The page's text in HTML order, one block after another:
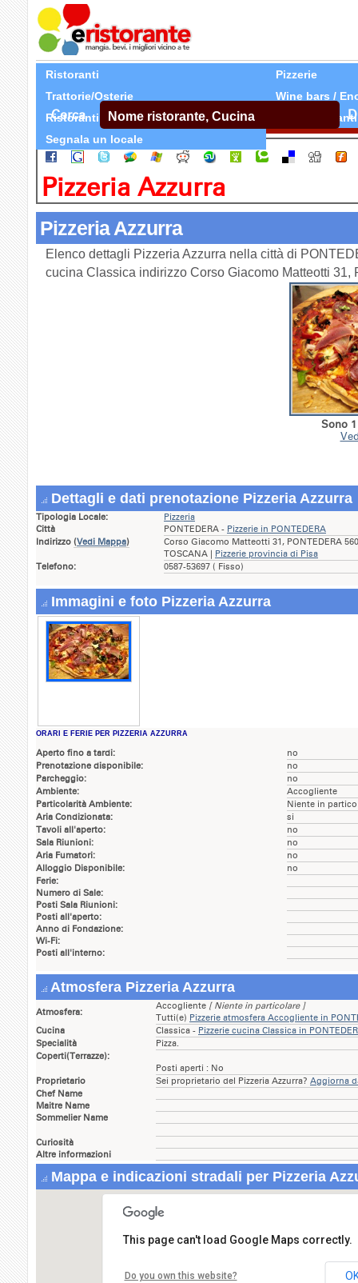
Ristoranti
Pizzerie
Trattorie/Osterie
Wine bars /
Ristoranti Etnici
Tutti Ristoranti
Segnala un locale
Cerca
Pizzeria Azzurra
Pizzeria Azzurra
Elenco dettagli Pizzeria Azzurra nella città di
cucina Classica indirizzo Corso Giacomo Matteotti 31,
Sono
Dettagli e dati prenotazione Pizzeria Azzurra
Tipologia Locale:
Pizzeria
Città
PONTEDERA - Pizzerie in PONTEDERA
Indirizzo (Vedi Mappa)
Corso Giacomo Matteotti 31, PONTEDERA
TOSCANA | Pizzerie provincia di Pisa
Telefono:
0587-53697 ( Fisso)
Immagini e foto Pizzeria Azzurra
ORARI E FERIE PER PIZZERIA AZZURRA
Aperto fino a tardi:
no
Prenotazione disponibile:
no
Parcheggio:
no
Ambiente:
Accogliente
Particolarità Ambiente:
Niente in
Aria Condizionata:
si
Tavoli all'aperto:
no
Sala Riunioni:
no
Aria Fumatori:
no
Alloggio Disponibile:
no
Ferie:
Numero di Sale:
Posti Sala Riunioni:
Posti all'aperto:
Anno di Fondazione:
Wi-Fi:
Posti all'interno:
Atmosfera Pizzeria Azzurra
Atmosfera:
Accogliente [ Niente in particolare ]
Tutti(e) Pizzerie atmosfera Accogliente in
Cucina
Classica - Pizzerie cucina Classica in
Specialità
Pizza.
Coperti(Terrazze):
Posti aperti : No
Proprietario
Sei proprietario del Pizzeria Azzurra? Aggiorna
Chef Name
Maitre Name
Sommelier Name
Curiosità
Altre informazioni
Mappa e indicazioni stradali per Pizzeria
Pizzeria Azzurra
This page can't load Google Maps correctly.
Do you own this website?